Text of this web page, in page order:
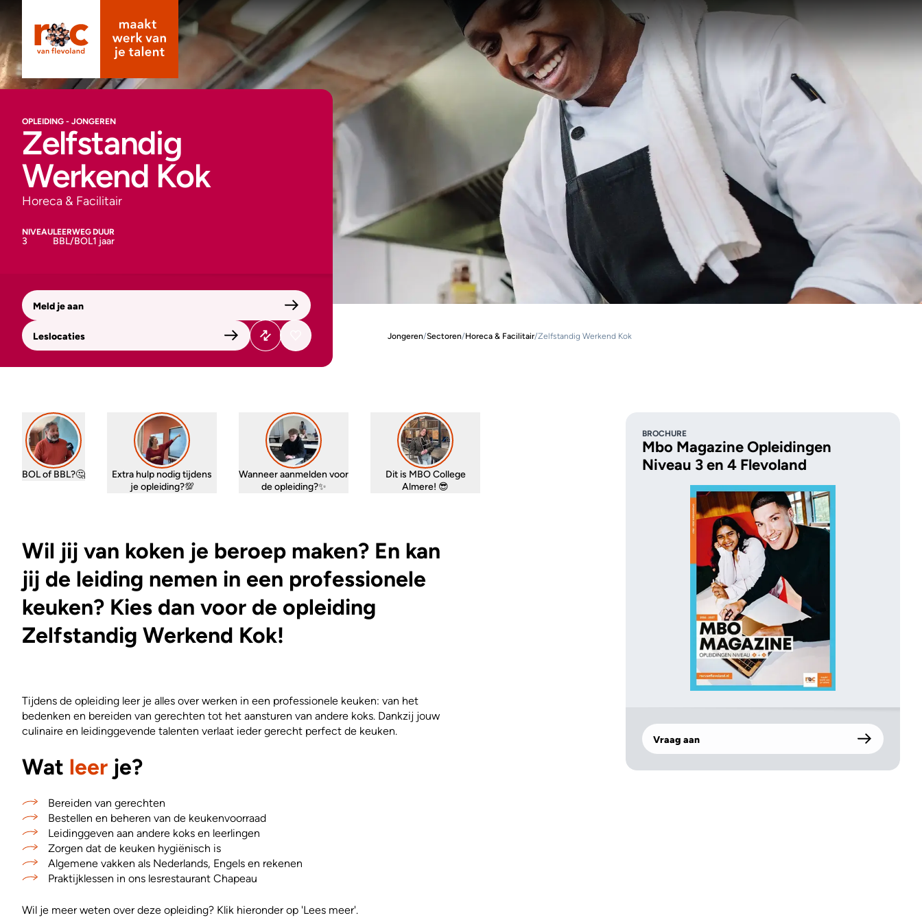
OPLEIDING - JONGEREN
Zelfstandig
Werkend Kok
Horeca & Facilitair
NIVEAU
3
LEERWEG
BBL/BOL
DUUR
1 jaar
Meld je aan
Leslocaties Jongeren/Sectoren/Horeca & Facilitair/Zelfstandig Werkend Kok
BOL of BBL?🤔
Extra hulp nodig tijdens
je opleiding?💯
Wanneer aanmelden voor
de opleiding?✨
Dit is MBO College
Almere! 😎
Wil jij van koken je beroep maken? En kan
jij de leiding nemen in een professionele
keuken? Kies dan voor de opleiding
Zelfstandig Werkend Kok!
Tijdens de opleiding leer je alles over werken in een professionele keuken: van het
bedenken en bereiden van gerechten tot het aansturen van andere koks. Dankzij jouw
culinaire en leidinggevende talenten verlaat ieder gerecht perfect de keuken.
Wat leer je?
Bereiden van gerechten
Bestellen en beheren van de keukenvoorraad
Leidinggeven aan andere koks en leerlingen
Zorgen dat de keuken hygiënisch is
Algemene vakken als Nederlands, Engels en rekenen
Praktijklessen in ons lesrestaurant Chapeau
Wil je meer weten over deze opleiding? Klik hieronder op 'Lees meer'.
BROCHURE
Mbo Magazine Opleidingen
Niveau 3 en 4 Flevoland
Vraag aan